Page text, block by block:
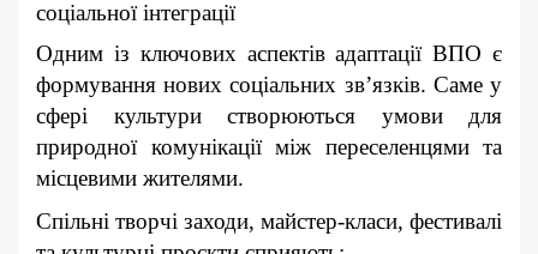
соціальної інтеграції
Одним із ключових аспектів адаптації ВПО є
формування нових соціальних зв’язків. Саме у
сфері культури створюються умови для
природної комунікації між переселенцями та
місцевими жителями.
Спільні творчі заходи, майстер-класи, фестивалі